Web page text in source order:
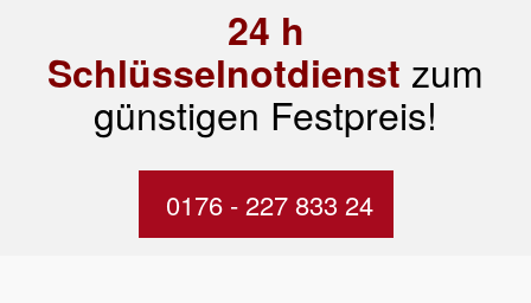
24 h
Schlüsselnotdienst zum
günstigen Festpreis!
0176 - 227 833 24